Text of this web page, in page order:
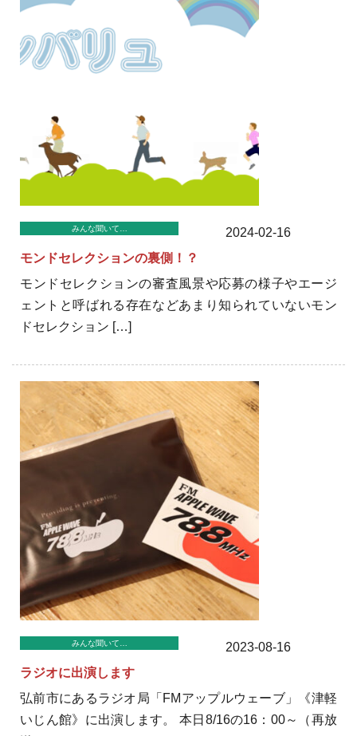
みんな聞いて…
2024-02-16
モンドセレクションの裏側！？
モンドセレクションの審査風景や応募の様子やエージ
ェントと呼ばれる存在などあまり知られていないモン
ドセレクション […]
みんな聞いて…
2023-08-16
ラジオに出演します
弘前市にあるラジオ局「FMアップルウェーブ」《津軽
いじん館》に出演します。 本日8/16の16：00～（再放